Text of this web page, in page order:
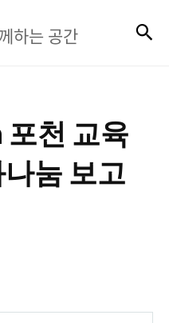
하는 공간
포천 교육
눔 보고